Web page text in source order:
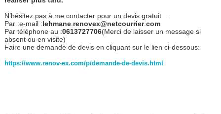
N’hésitez pas à me contacter pour un devis gratuit :
Par :e-mail :lehmane. renovex@netcourrier.com
Par téléphone au :0613727706(Merci de laisser un message si
absent ou en visite)
Faire une demande de devis en cliquant sur le lien ci-dessous:
https://www.renov-ex.com/p/demande-de-devis.html